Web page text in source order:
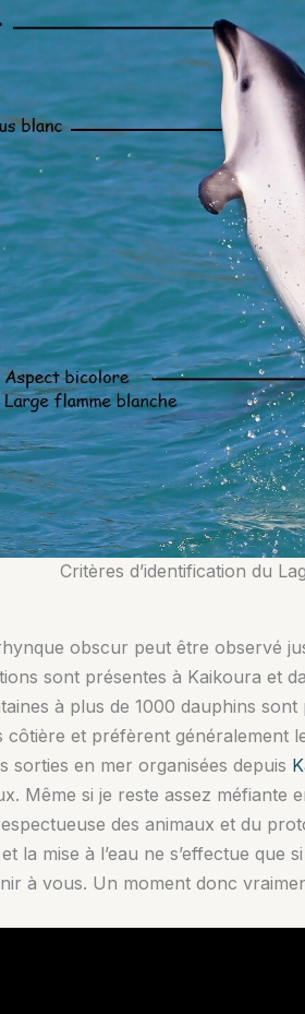
Critères d’identification du
obscur peut être observé
sont présentes à Kaikoura et
à plus de 1000 dauphins sont
côtière et préfèrent généralement
en mer organisées depuis
Même si je reste assez
des animaux et du
la mise à l’eau ne s’effectue
à vous. Un moment donc